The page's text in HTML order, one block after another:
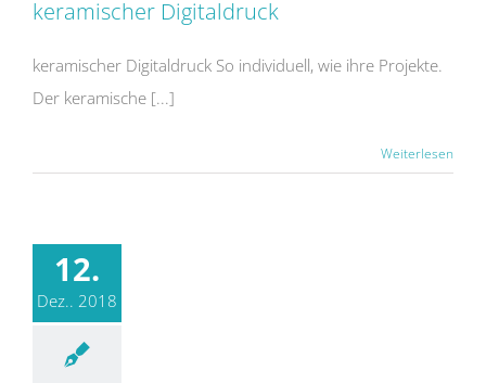
keramischer Digitaldruck
keramischer Digitaldruck So individuell, wie ihre Projekte.
Der keramische [...]
Weiterlesen
12.
Dez.. 2018